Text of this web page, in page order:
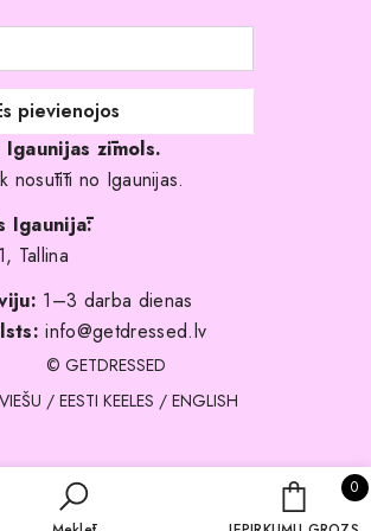
zīmols.
nosūtīti no Igaunijas.
Igaunijā:
Tallina
1–3 darba dienas
info@getdressed.lv
© GETDRESSED
/ EESTI KEELES / ENGLISH
00